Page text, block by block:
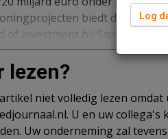
biedt dit volop
of investment bij Savills in
lezen?
niet volledig lezen
U en uw
Uw onderneming zal
Log